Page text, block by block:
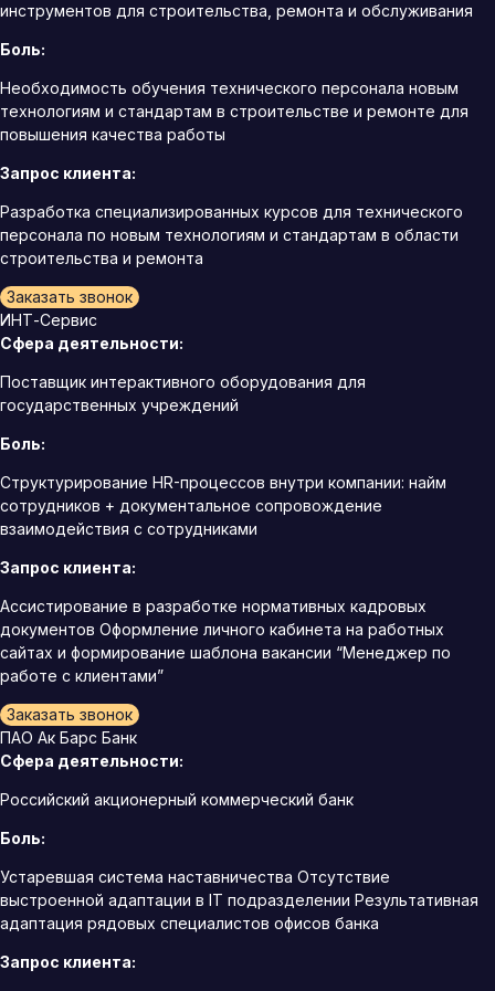
инструментов для строительства, ремонта и обслуживания
Боль:
Необходимость обучения технического персонала новым
технологиям и стандартам в строительстве и ремонте для
повышения качества работы
Запрос клиента:
Разработка специализированных курсов для технического
персонала по новым технологиям и стандартам в области
строительства и ремонта
Заказать звонок
ИНТ-Сервис
Сфера деятельности:
Поставщик интерактивного оборудования для
государственных учреждений
Боль:
Структурирование HR-процессов внутри компании: найм
сотрудников + документальное сопровождение
взаимодействия с сотрудниками
Запрос клиента:
Ассистирование в разработке нормативных кадровых
документов Оформление личного кабинета на работных
сайтах и формирование шаблона вакансии “Менеджер по
работе с клиентами”
Заказать звонок
ПАО Ак Барс Банк
Сфера деятельности:
Российский акционерный коммерческий банк
Боль:
Устаревшая система наставничества Отсутствие
выстроенной адаптации в IT подразделении Результативная
адаптация рядовых специалистов офисов банка
Запрос клиента: